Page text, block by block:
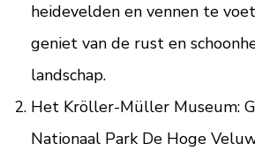
heidevelden en vennen te
geniet van de rust en
landschap.
Het Kröller-Müller Museum:
Nationaal Park De Hoge